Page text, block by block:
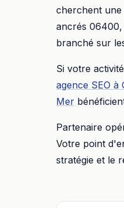
cherchent une
ancrés 06400
branché sur
Si votre
agence SEO à
Mer
Partenaire
Votre point
stratégie et le